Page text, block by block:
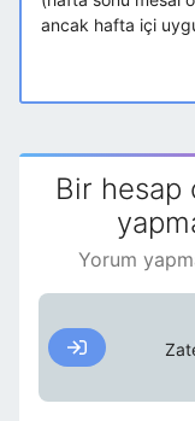
ancak hafta içi
Bir hesap
Yorum